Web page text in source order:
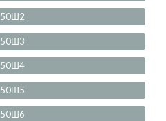
50Ш2
50Ш3
50Ш4
50Ш5
50Ш6